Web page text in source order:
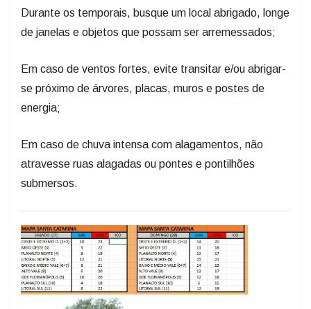
Durante os temporais, busque um local abrigado, longe
de janelas e objetos que possam ser arremessados;
Em caso de ventos fortes, evite transitar e/ou abrigar-
se próximo de árvores, placas, muros e postes de
energia;
Em caso de chuva intensa com alagamentos, não
atravesse ruas alagadas ou pontes e pontilhões
submersos.